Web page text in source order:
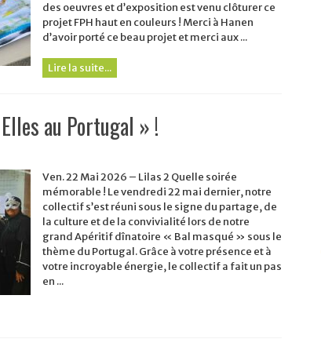
des oeuvres et d’exposition est venu clôturer ce
projet FPH haut en couleurs ! Merci à Hanen
d’avoir porté ce beau projet et merci aux ...
Lire la suite...
au Portugal » !
Ven. 22 Mai 2026 – Lilas 2 Quelle soirée
mémorable ! Le vendredi 22 mai dernier, notre
collectif s’est réuni sous le signe du partage, de
la culture et de la convivialité lors de notre
grand Apéritif dînatoire « Bal masqué » sous le
thème du Portugal. Grâce à votre présence et à
votre incroyable énergie, le collectif a fait un pas
en ...